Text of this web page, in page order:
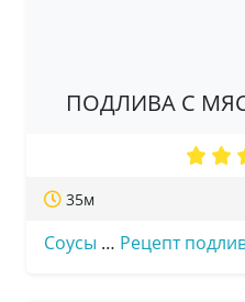
ПОДЛИВА С
35м
Соусы … Рецепт